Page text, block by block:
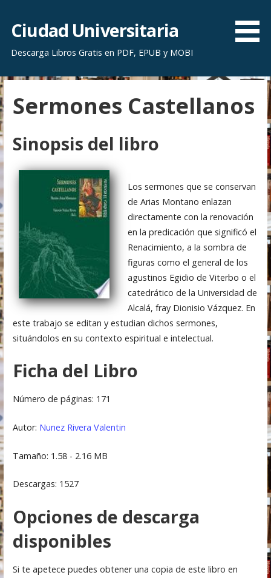
r
a
l
c
o
n
e
n
i
d
o
Ciudad Universitaria
Descarga Libros Gratis en PDF, EPUB y MOBI
Sermones Castellanos
Sinopsis del libro
Los sermones que se conservan
de Arias Montano enlazan
directamente con la renovación
en la predicación que significó el
Renacimiento, a la sombra de
figuras como el general de los
agustinos Egidio de Viterbo o el
catedrático de la Universidad de
Alcalá, fray Dionisio Vázquez. En
este trabajo se editan y estudian dichos sermones,
situándolos en su contexto espiritual e intelectual.
Ficha del Libro
Número de páginas: 171
Autor: Nunez Rivera Valentin
Tamaño: 1.58 - 2.16 MB
Descargas: 1527
Opciones de descarga
disponibles
Si te apetece puedes obtener una copia de este libro en